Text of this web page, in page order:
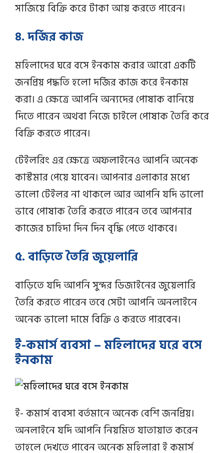
সাজিয়ে বিক্রি করে টাকা আয় করতে পারেন।
৪. দর্জির কাজ
মহিলাদের ঘরে বসে ইনকাম করার আরো একটি
জনপ্রিয় পদ্ধতি হলো দর্জির কাজ করে ইনকাম
করা। এ ক্ষেত্রে আপনি অন্যদের পোষাক বানিয়ে
দিতে পারেন অথবা নিজে চাইলে পোষাক তৈরি করে
বিক্রি করতে পারেন।
টেইলরিং এর ক্ষেত্রে অফলাইনেও আপনি অনেক
কাস্টমার পেয়ে যাবেন। আপনার এলাকার মধ্যে
ভালো টেইলর না থাকলে আর আপনি যদি ভালো
ভাবে পোষাক তৈরি করতে পারেন তবে আপনার
কাজের চাহিদা দিন দিন বৃদ্ধি পেতে থাকবে।
৫. বাড়িতে তৈরি জুয়েলারি
বাড়িতে যদি আপনি সুন্দর ডিজাইনের জুয়েলারি
তৈরি করতে পারেন তবে সেটা আপনি অনলাইনে
অনেক ভালো দামে বিক্রি ও করতে পারবেন।
ই-কমার্স ব্যবসা – মহিলাদের ঘরে বসে
ইনকাম
ই- কমার্স ব্যবসা বর্তমানে অনেক বেশি জনপ্রিয়।
অনলাইনে যদি আপনি নিয়মিত যাতায়াত করেন
তাহলে দেখতে পাবেন অনেক মহিলারা ই কমার্স